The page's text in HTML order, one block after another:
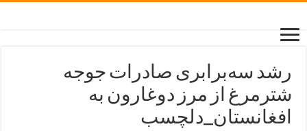
رشد سه‌برابری صادرات جوجه
شترمرغ از مرز دوغارون به
افغانستان_دلچسب